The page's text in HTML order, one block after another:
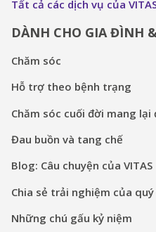
Tất cả các dịch vụ của
DÀNH CHO GIA ĐÌNH
Chăm sóc
Hỗ trợ theo bệnh trạng
Chăm sóc cuối đời mang lại
Đau buồn và tang chế
Blog: Câu chuyện của VITAS
Chia sẻ trải nghiệm của quý
Những chú gấu kỷ niệm